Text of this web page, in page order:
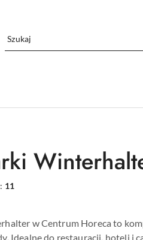
11
w Centrum Horeca to
Idealne do restauracji, hoteli i